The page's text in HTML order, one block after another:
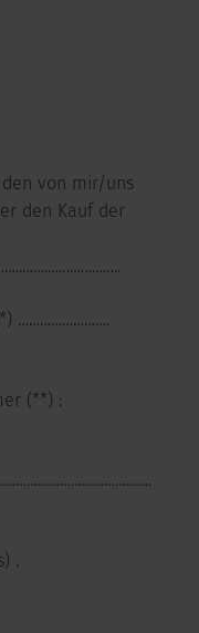
von mir/uns
den Kauf der
…………………….
(**) :
.